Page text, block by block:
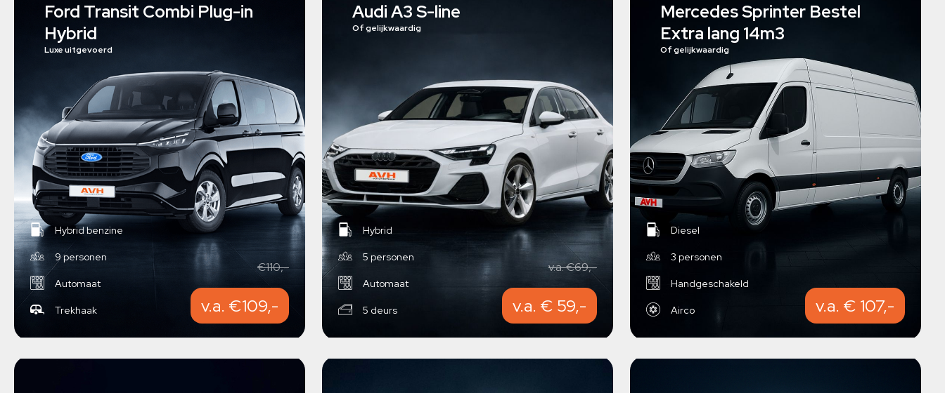
Ford Transit Combi Plug-in
Hybrid
Luxe uitgevoerd
Hybrid benzine
9 personen
Automaat
Trekhaak
€110,-
v.a. €109,-
Audi A3 S-line
Of gelijkwaardig
Hybrid
5 personen
Automaat
5 deurs
v.a. €69,-
v.a. € 59,-
Mercedes Sprinter Bestel
Extra lang 14m3
Of gelijkwaardig
Diesel
3 personen
Handgeschakeld
Airco v.a. € 107,-